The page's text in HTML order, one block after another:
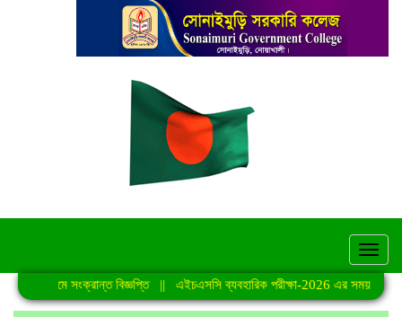
কার্যক্রমে সংক্রান্ত বিজ্ঞপ্তি||এইচএসসি ব্যবহারিক পরীক্ষা-2026 এর সময়সূচি ||